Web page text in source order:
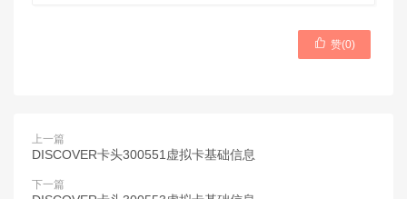
 赞(0)
上一篇
DISCOVER卡头300551虚拟卡基础信息
下一篇